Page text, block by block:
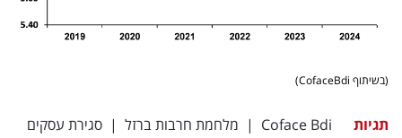
(בשיתוף CofaceBdi)
תגיות Coface Bdi
| מלחמת חרבות ברזל | סגירת עסקים